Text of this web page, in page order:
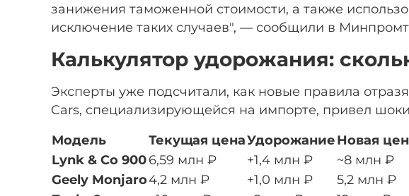
занижения таможенной стоимости, а также
исключение таких случаев", — сообщили в
Калькулятор удорожания:
Эксперты уже подсчитали, как новые правила
Cars, специализирующейся на импорте, привел
Модель Текущая ценаУдорожаниеНовая
Lynk & Co 9006,59 млн ₽ +1,4 млн ₽
~8 млн ₽
Geely Monjaro4,2 млн ₽ +1,0 млн ₽
5,2 млн ₽